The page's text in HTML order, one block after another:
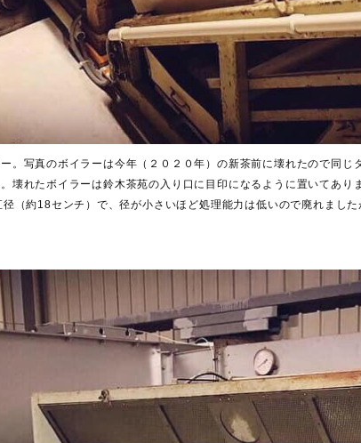
。写真のボイラーは今年（２０２０年）の新茶前に壊れたので同じ
壊れたボイラーは鈴木茶苑の入り口に目印になるように置いてあり
（約18センチ）で、径が小さいほど処理能力は低いので廃れまし